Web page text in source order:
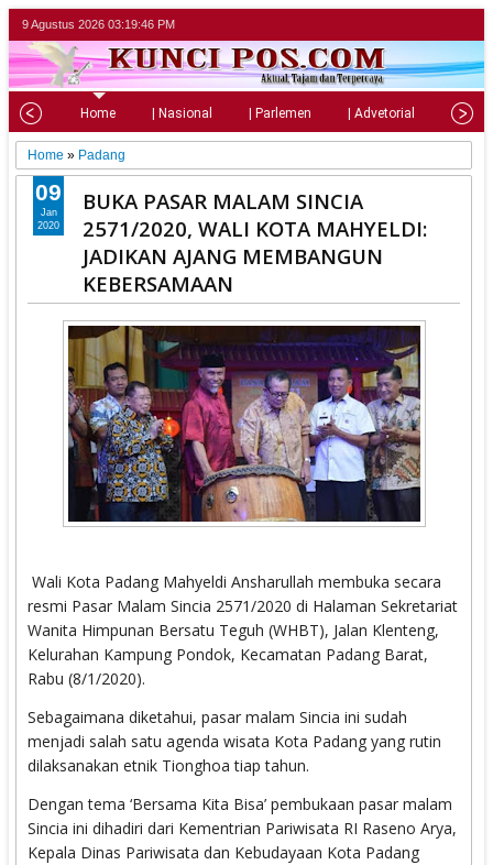
9 Agustus 2026 03:19:47 PM
Home | Nasional | Parlemen | Advetorial |
Home » Padang
BUKA PASAR MALAM SINCIA
2571/2020, WALI KOTA MAHYELDI:
JADIKAN AJANG MEMBANGUN
KEBERSAMAAN
Wali Kota Padang Mahyeldi Ansharullah membuka secara
resmi Pasar Malam Sincia 2571/2020 di Halaman Sekretariat
Wanita Himpunan Bersatu Teguh (WHBT), Jalan Klenteng,
Kelurahan Kampung Pondok, Kecamatan Padang Barat,
Rabu (8/1/2020).
Sebagaimana diketahui, pasar malam Sincia ini sudah
menjadi salah satu agenda wisata Kota Padang yang rutin
dilaksanakan etnik Tionghoa tiap tahun.
Dengan tema ‘Bersama Kita Bisa’ pembukaan pasar malam
Sincia ini dihadiri dari Kementrian Pariwisata RI Raseno Arya,
Kepala Dinas Pariwisata dan Kebudayaan Kota Padang
09
Jan
2020